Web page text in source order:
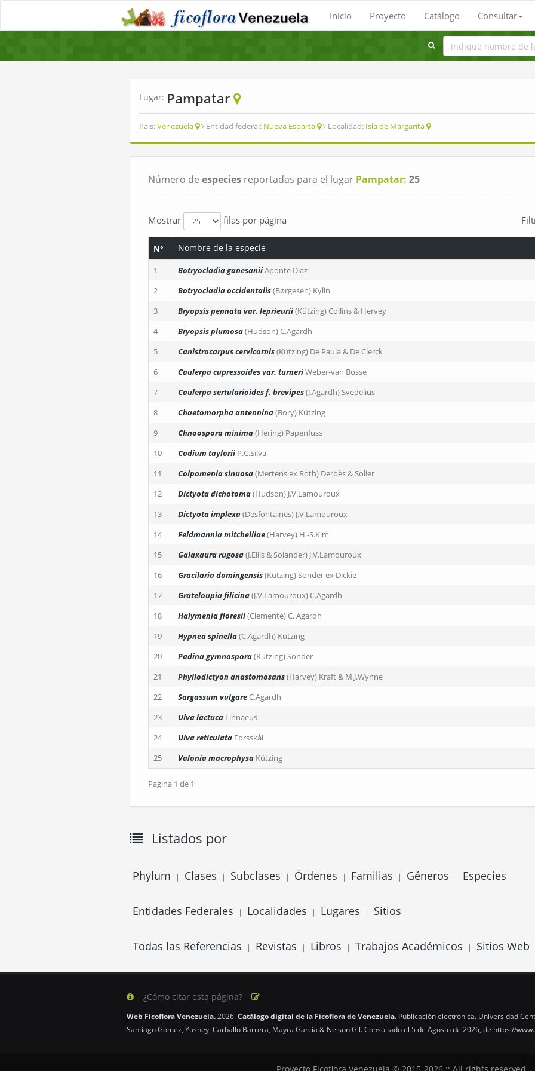
Inicio Proyecto Catálogo Consultar
Lugar: Pampatar
Pais:Venezuela Entidad federal: Nueva Esparta Localidad: Isla de Margarita
Número de especies reportadas para el lugar Pampatar: 25
Mostrar filas por página
N° Nombre de la especie
1 Botryocladia ganesaniiAponte Diaz
2
Botryocladia occidentalis(Børgesen) Kylin
3
Bryopsis pennatavar. leprieurii(Kützing) Collins & Hervey
4
Bryopsis plumosa(Hudson) C.Agardh
5
Canistrocarpus cervicornis(Kützing) De Paula & De Clerck
6
Caulerpa cupressoidesvar. turneriWeber-van Bosse
7
Caulerpa sertularioidesf. brevipes(J.Agardh) Svedelius
8
Chaetomorpha antennina(Bory) Kützing
9
Chnoospora minima(Hering) Papenfuss
10
Codium taylorii P.C.Silva
11
Colpomenia sinuosa(Mertens ex Roth) Derbès & Solier
12
Dictyota dichotoma(Hudson) J.V.Lamouroux
13
Dictyota implexa(Desfontaines) J.V.Lamouroux
14
Feldmannia mitchelliae(Harvey) H.-S.Kim
15
Galaxaura rugosa(J.Ellis & Solander) J.V.Lamouroux
16
Gracilaria domingensis(Kützing) Sonder ex Dickie
17
Grateloupia filicina(J.V.Lamouroux) C.Agardh
18
Halymenia floresii(Clemente) C. Agardh
19
Hypnea spinella(C.Agardh) Kützing
20
Padina gymnospora(Kützing) Sonder
21
Phyllodictyon anastomosans(Harvey) Kraft & M.J.Wynne
22
Sargassum vulgareC.Agardh
23
Ulva lactuca Linnaeus
24
Ulva reticulata Forsskål
25
Valonia macrophysa Kützing
Página 1 de 1
Listados por
Phylum | Clases | Subclases | Órdenes | Familias | Géneros | Especies
Entidades Federales | Localidades | Lugares | Sitios
Todas las Referencias | Revistas | Libros | Trabajos Académicos | Sitios Web
¿Cómo citar esta página?
Web Ficoflora Venezuela.2026.Catálogo digital de la Ficoflora de Venezuela. Publicación electrónica. Universidad
Santiago Gómez, Yusneyi Carballo Barrera, Mayra García & Nelson Gil. Consultado el 5 de Agosto de 2026, de https://